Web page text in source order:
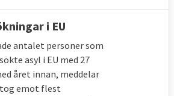
att alla medlemsstater
fullt ut följa de
Sedan vill man att
förslaget 2016 som man
är mer eller mindre
läggs i ett snabbspår och
i EU
antalet personer som
asyl i EU med 27
året innan, meddelar
tog emot flest